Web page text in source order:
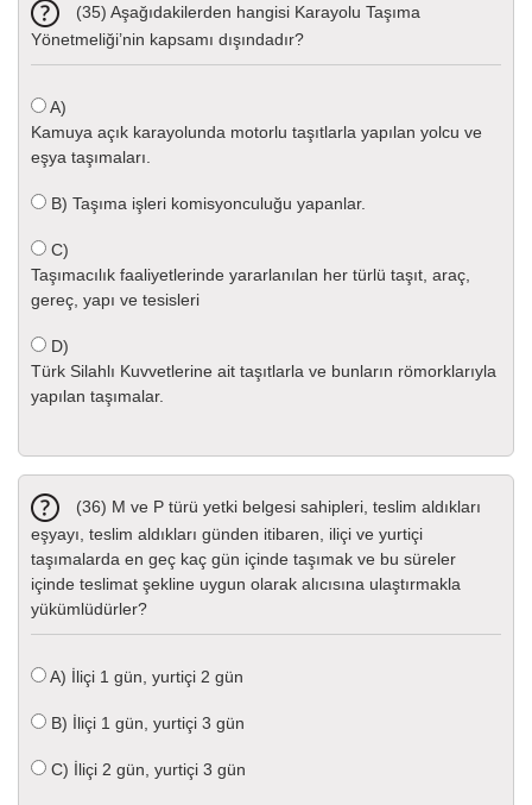
(35) Aşağıdakilerden hangisi Karayolu Taşıma
Yönetmeliği’nin kapsamı dışındadır?
A)
Kamuya açık karayolunda motorlu taşıtlarla yapılan yolcu ve
eşya taşımaları.
B) Taşıma işleri komisyonculuğu yapanlar.
C)
Taşımacılık faaliyetlerinde yararlanılan her türlü taşıt, araç,
gereç, yapı ve tesisleri
D)
Türk Silahlı Kuvvetlerine ait taşıtlarla ve bunların römorklarıyla
yapılan taşımalar.
(36) M ve P türü yetki belgesi sahipleri, teslim aldıkları
eşyayı, teslim aldıkları günden itibaren, iliçi ve yurtiçi
taşımalarda en geç kaç gün içinde taşımak ve bu süreler
içinde teslimat şekline uygun olarak alıcısına ulaştırmakla
yükümlüdürler?
A) İliçi 1 gün, yurtiçi 2 gün
B) İliçi 1 gün, yurtiçi 3 gün
C) İliçi 2 gün, yurtiçi 3 gün